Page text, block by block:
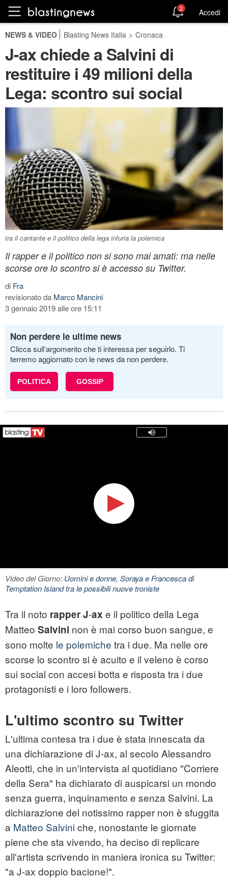
2 Accedi
NEWS & VIDEO Blasting News Italia > Cronaca
J-ax chiede a Salvini di
restituire i 49 milioni della
Lega: scontro sui social
tra il cantante e il politico della lega infuria la polemica
Il rapper e il politico non si sono mai amati: ma nelle
scorse ore lo scontro si è accesso su Twitter.
di Fra
revisionato da Marco Mancini
3 gennaio 2019 alle ore 15:11
Non perdere le ultime news
Clicca sull’argomento che ti interessa per seguirlo. Ti
terremo aggiornato con le news da non perdere.
POLITICA GOSSIP
Video del Giorno: Uomini e donne, Soraya e Francesca di
Temptation Island tra le possibili nuove troniste
Tra il noto rapperJ-ax e il politico della Lega
Matteo Salvini non è mai corso buon sangue, e
sono molte le polemiche tra i due. Ma nelle ore
scorse lo scontro si è acuito e il veleno è corso
sui social con accesi botta e risposta tra i due
protagonisti e i loro followers.
L'ultimo scontro su Twitter
L'ultima contesa tra i due è stata innescata da
una dichiarazione di J-ax, al secolo Alessandro
Aleotti, che in un'intervista al quotidiano "Corriere
della Sera" ha dichiarato di auspicarsi un mondo
senza guerra, inquinamento e senza Salvini. La
dichiarazione del notissimo rapper non è sfuggita
a Matteo Salviniche, nonostante le giornate
piene che sta vivendo, ha deciso di replicare
all'artista scrivendo in maniera ironica su Twitter:
"a J-ax doppio bacione!".